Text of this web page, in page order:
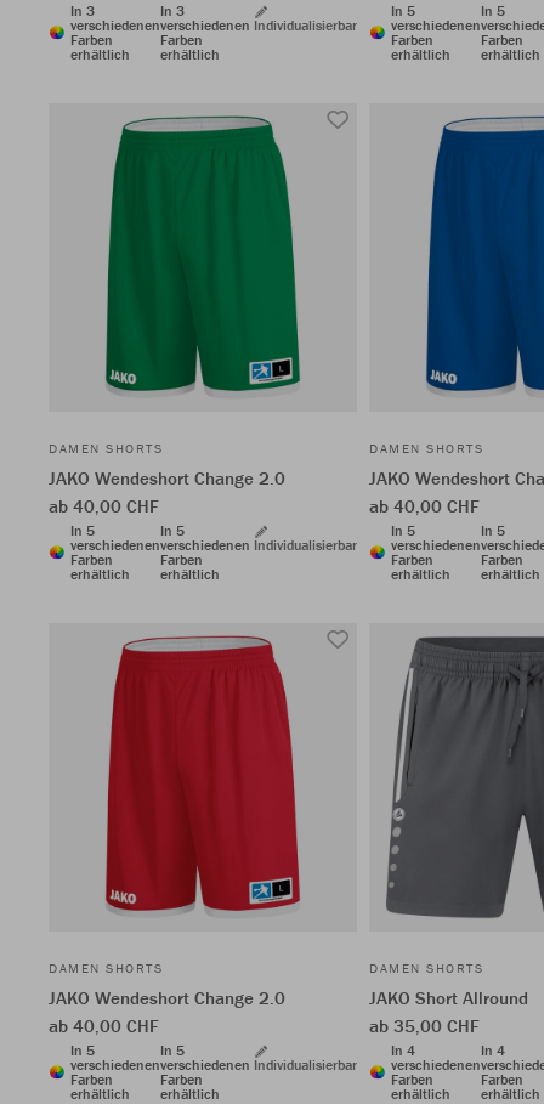
In 3
verschiedenen
Farben
erhältlich
In 3
verschiedenen
Farben
erhältlich
Individualisierbar
In 5
verschiedenen
Farben
erhältlich
In 5
Farben
erhältlich
DAMEN SHORTS
JAKO Wendeshort Change 2.0
ab 40,00 CHF
In 5
verschiedenen
Farben
erhältlich
In 5
verschiedenen
Farben
erhältlich
Individualisierbar
DAMEN SHORTS
JAKO Wendeshort
ab 40,00 CHF
In 5
verschiedenen
Farben
erhältlich
In 5
Farben
erhältlich
DAMEN SHORTS
JAKO Wendeshort Change 2.0
ab 40,00 CHF
In 5
verschiedenen
Farben
erhältlich
In 5
verschiedenen
Farben
erhältlich
Individualisierbar
DAMEN SHORTS
JAKO Short Allround
ab 35,00 CHF
In 4
verschiedenen
Farben
erhältlich
In 4
Farben
erhältlich